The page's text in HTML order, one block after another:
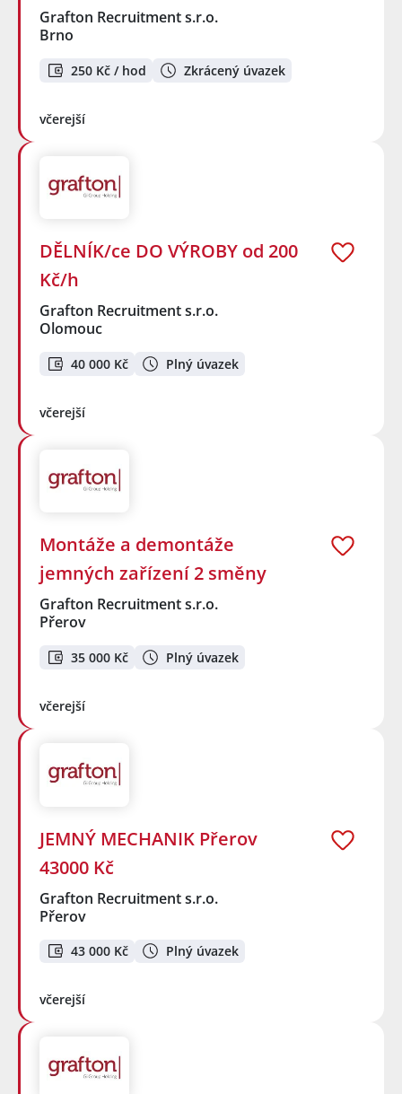
Grafton Recruitment s.r.o.
Brno
250 Kč / hod Zkrácený úvazek
včerejší
DĚLNÍK/ce DO VÝROBY od 200
Kč/h
Grafton Recruitment s.r.o.
Olomouc
40 000 Kč Plný úvazek
včerejší
Montáže a demontáže
jemných zařízení 2 směny
Grafton Recruitment s.r.o.
Přerov
35 000 Kč Plný úvazek
včerejší
JEMNÝ MECHANIK Přerov
43000 Kč
Grafton Recruitment s.r.o.
Přerov
43 000 Kč Plný úvazek
včerejší